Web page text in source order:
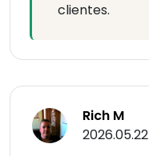
clientes.
Rich M
2026.05.22